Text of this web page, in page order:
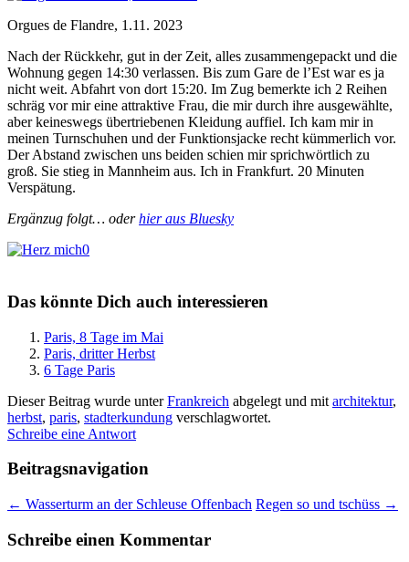
Orgues de Flandre, 1.11. 2023
Nach der Rückkehr, gut in der Zeit, alles zusammengepackt und die
Wohnung gegen 14:30 verlassen. Bis zum Gare de l’Est war es ja
nicht weit. Abfahrt von dort 15:20. Im Zug bemerkte ich 2 Reihen
schräg vor mir eine attraktive Frau, die mir durch ihre ausgewählte,
aber keineswegs übertriebenen Kleidung auffiel. Ich kam mir in
meinen Turnschuhen und der Funktionsjacke recht kümmerlich vor.
Der Abstand zwischen uns beiden schien mir sprichwörtlich zu
groß. Sie stieg in Mannheim aus. Ich in Frankfurt. 20 Minuten
Verspätung.
Ergänzug folgt… oderhier aus Bluesky
0
Das könnte Dich auch interessieren
Paris, 8 Tage im Mai
Paris, dritter Herbst
6 Tage Paris
Dieser Beitrag wurde unterFrankreich abgelegt und mit architektur,
herbst, paris, stadterkundung verschlagwortet.
Schreibe eine Antwort
Beitragsnavigation
← Wasserturm an der Schleuse Offenbach Regen so und tschüss →
Schreibe einen Kommentar